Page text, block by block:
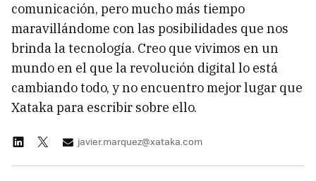
comunicación, pero mucho más tiempo
maravillándome con las posibilidades que nos
brinda la tecnología. Creo que vivimos en un
mundo en el que la revolución digital lo está
cambiando todo, y no encuentro mejor lugar que
Xataka para escribir sobre ello.
javier.marquez@xataka.com